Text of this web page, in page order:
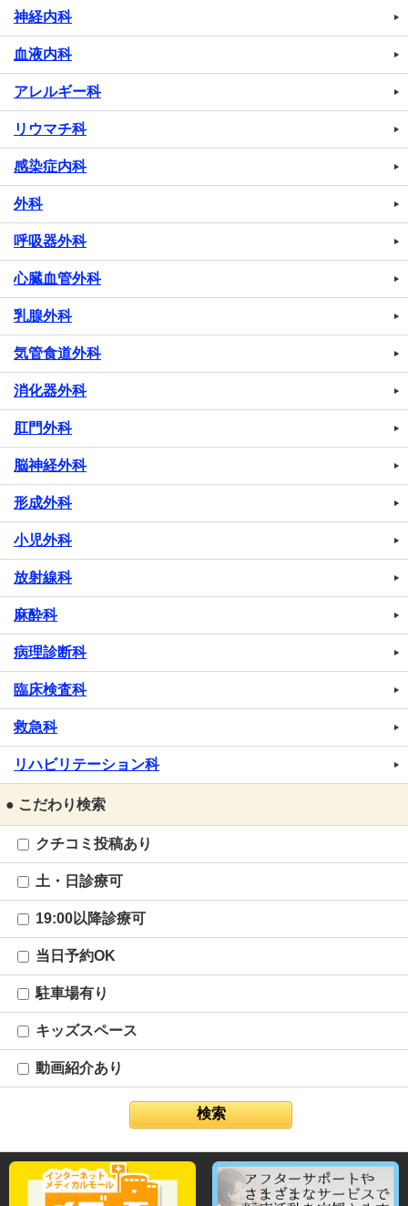
神経内科
血液内科
アレルギー科
リウマチ科
感染症内科
外科
呼吸器外科
心臓血管外科
乳腺外科
気管食道外科
消化器外科
肛門外科
脳神経外科
形成外科
小児外科
放射線科
麻酔科
病理診断科
臨床検査科
救急科
リハビリテーション科
● こだわり検索
クチコミ投稿あり
土・日診療可
19:00以降診療可
当日予約OK
駐車場有り
キッズスペース
動画紹介あり